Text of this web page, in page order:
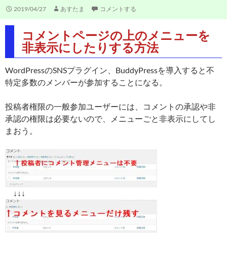
2019/04/27 あすたま コメントする
コメントページの上のメニューを
非表示にしたりする方法
WordPressのSNSプラグイン、BuddyPressを導入すると不
特定多数のメンバーが参加することになる。
投稿者権限の一般参加ユーザーには、コメントの承認や非
承認の権限は必要ないので、メニューごと非表示にしてし
まおう。
↓↓↓